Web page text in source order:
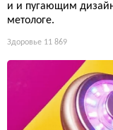
и и пугающим
метологе.
Здоровье 11 869